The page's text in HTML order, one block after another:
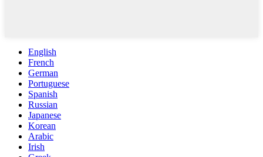
English
French
German
Portuguese
Spanish
Russian
Japanese
Korean
Arabic
Irish